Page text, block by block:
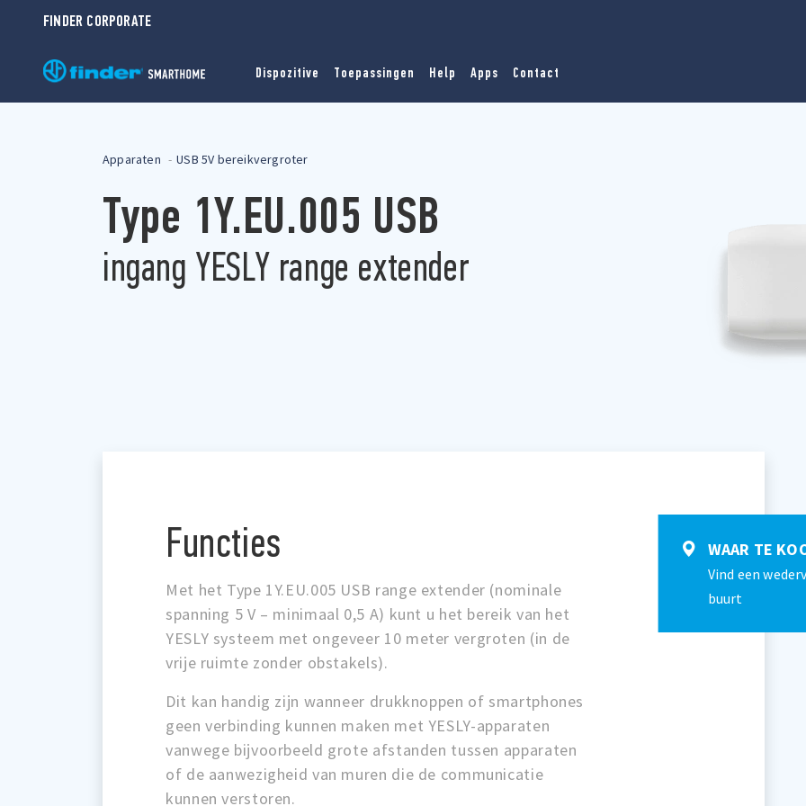
FINDER CORPORATE
Dispozitive Toepassingen Help Apps Contact
Apparaten USB 5V bereikvergroter
Type 1Y.EU.005 USB
ingang YESLY range extender
Functies
Met het Type 1Y.EU.005 USB range extender (nominale
spanning 5 V – minimaal 0,5 A) kunt u het bereik van het
YESLY systeem met ongeveer 10 meter vergroten (in de
vrije ruimte zonder obstakels).
Dit kan handig zijn wanneer drukknoppen of smartphones
geen verbinding kunnen maken met YESLY-apparaten
vanwege bijvoorbeeld grote afstanden tussen apparaten
of de aanwezigheid van muren die de communicatie
kunnen verstoren.
WAAR TE
Vind een
buurt